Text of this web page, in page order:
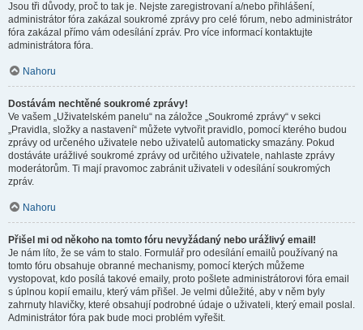
Jsou tři důvody, proč to tak je. Nejste zaregistrovaní a/nebo přihlášení,
administrátor fóra zakázal soukromé zprávy pro celé fórum, nebo administrátor
fóra zakázal přímo vám odesílání zpráv. Pro více informací kontaktujte
administrátora fóra.
Nahoru
Dostávám nechtěné soukromé zprávy!
Ve vašem „Uživatelském panelu“ na záložce „Soukromé zprávy“ v sekci
„Pravidla, složky a nastavení“ můžete vytvořit pravidlo, pomocí kterého budou
zprávy od určeného uživatele nebo uživatelů automaticky smazány. Pokud
dostáváte urážlivé soukromé zprávy od určitého uživatele, nahlaste zprávy
moderátorům. Ti mají pravomoc zabránit uživateli v odesílání soukromých
zpráv.
Nahoru
Přišel mi od někoho na tomto fóru nevyžádaný nebo urážlivý email!
Je nám líto, že se vám to stalo. Formulář pro odesílání emailů používaný na
tomto fóru obsahuje obranné mechanismy, pomocí kterých můžeme
vystopovat, kdo posílá takové emaily, proto pošlete administrátorovi fóra email
s úplnou kopií emailu, který vám přišel. Je velmi důležité, aby v něm byly
zahrnuty hlavičky, které obsahují podrobné údaje o uživateli, který email poslal.
Administrátor fóra pak bude moci problém vyřešit.